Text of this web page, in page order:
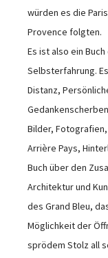
würden es die
Provence folgten.
Es ist also ein
Selbsterfahrung.
Distanz,
Bilder,
Arrière Pays,
Buch über den
Architektur und
des Grand Bleu,
Möglichkeit der
sprödem Stolz all